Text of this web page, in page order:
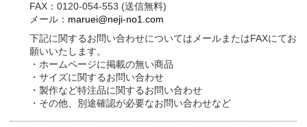
FAX：0120-054-553 (送信無料)
メール： maruei@neji-no1.com
下記に関するお問い合わせについてはメールまたはFAXにてお
願いいたします。
・ホームページに掲載の無い商品
・サイズに関するお問い合わせ
・製作など特注品に関するお問い合わせ
・その他、別途確認が必要なお問い合わせなど